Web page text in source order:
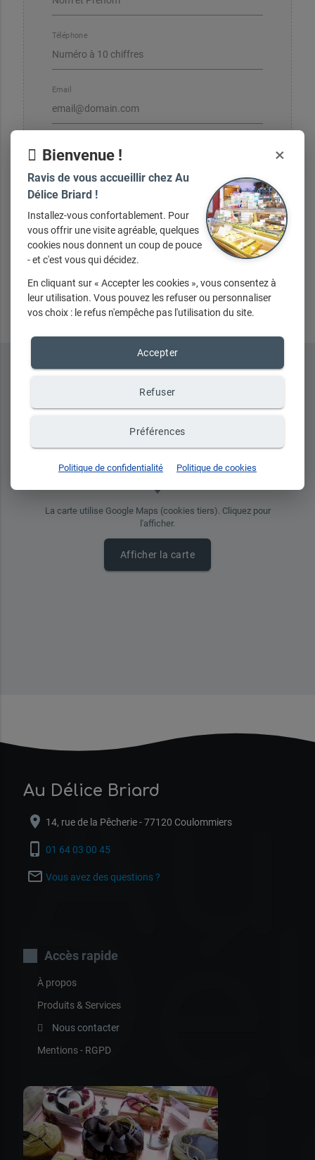
Téléphone
Email
Votre message
Envoyer
place
La carte utilise Google Maps (cookies tiers). Cliquez pour
l'afficher.
Afficher la carte
Au
Au Délice Briard
location_on 14, rue de la Pêcherie - 77120 Coulommiers
phone_iphone 01 64 03 00 45
mail_outline Vous avez des questions ?
Accès rapide
À propos
Produits & Services
Nous contacter
Mentions - RGPD
Bienvenue ! ×
Ravis de vous accueillir chez Au
Délice Briard !
Installez-vous confortablement. Pour
vous offrir une visite agréable, quelques
cookies nous donnent un coup de pouce
- et c'est vous qui décidez.
En cliquant sur « Accepter les cookies », vous consentez à
leur utilisation. Vous pouvez les refuser ou personnaliser
vos choix : le refus n'empêche pas l'utilisation du site.
Accepter
Refuser
Préférences
Politique de confidentialité Politique de cookies